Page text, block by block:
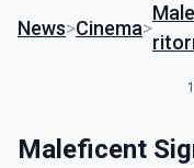
News>Cinema>
Maleficent